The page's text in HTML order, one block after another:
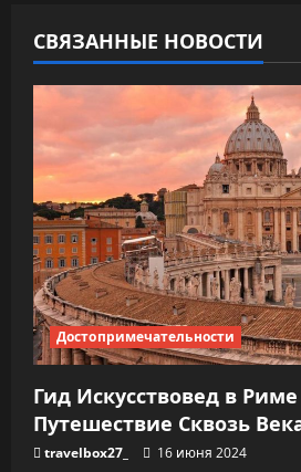
п
о
з
а
п
и
с
я
м
СВЯЗАННЫЕ НОВОСТИ
Достопримечательности
Гид Искусствовед в
Путешествие Сквозь
travelbox27_ 16 июня 2024